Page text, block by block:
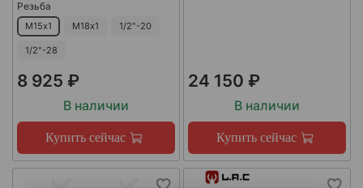
Резьба
М15х1 М18х1 1/2"-20
1/2"-28
8 925 ₽
В наличии
Купить сейчас
24 150 ₽
В наличии
Купить сейчас